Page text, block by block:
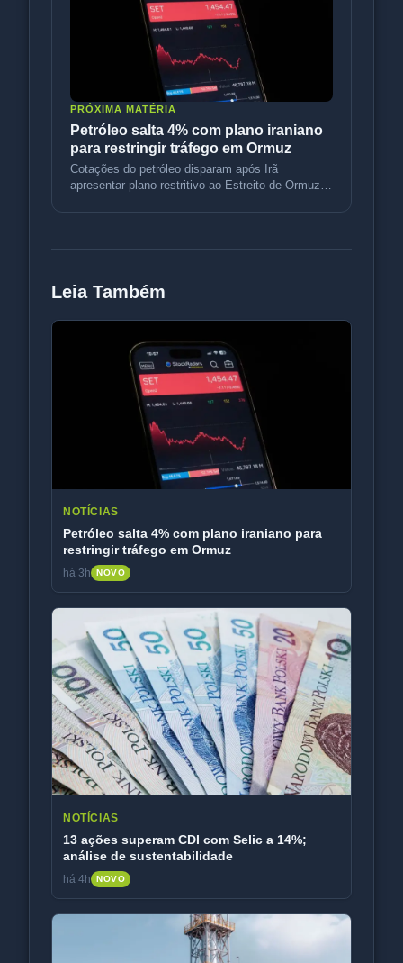
PRÓXIMA MATÉRIA
Petróleo salta 4% com plano iraniano
para restringir tráfego em Ormuz
Cotações do petróleo disparam após Irã
apresentar plano restritivo ao Estreito de Ormuz.
Leia Também
NOTÍCIAS
Petróleo salta 4% com plano iraniano para
restringir tráfego em Ormuz
há 3h NOVO
NOTÍCIAS
13 ações superam CDI com Selic a 14%;
análise de sustentabilidade
há 4h NOVO